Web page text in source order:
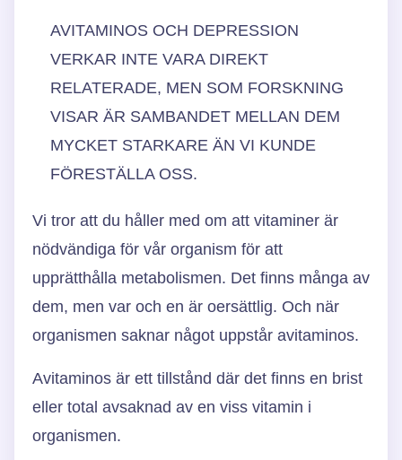
AVITAMINOS OCH DEPRESSION
VERKAR INTE VARA DIREKT
RELATERADE, MEN SOM FORSKNING
VISAR ÄR SAMBANDET MELLAN DEM
MYCKET STARKARE ÄN VI KUNDE
FÖRESTÄLLA OSS.
Vi tror att du håller med om att vitaminer är
nödvändiga för vår organism för att
upprätthålla metabolismen. Det finns många av
dem, men var och en är oersättlig. Och när
organismen saknar något uppstår avitaminos.
Avitaminos är ett tillstånd där det finns en brist
eller total avsaknad av en viss vitamin i
organismen.